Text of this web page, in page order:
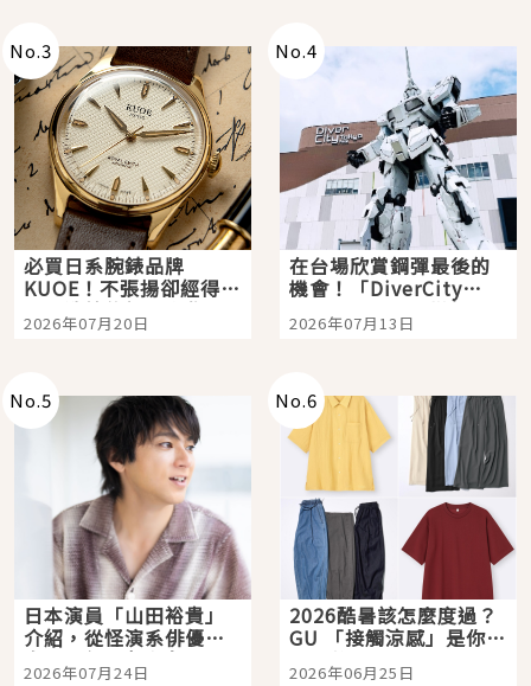
No.3
必買日系腕錶品牌
KUOE！不張揚卻經得起
時間洗鍊的經典之作五
選
2026年07月20日
No.4
在台場欣賞鋼彈最後的
機會！「DiverCity
Tokyo Plaza」搭船、
購物、美食及夜景，一
2026年07月13日
No.5
日本演員「山田裕貴」
介紹，從怪演系俳優走
向國民級日劇主角
2026年07月24日
No.6
2026酷暑該怎麼度過？
GU 「接觸涼感」是你的
夏日救星
2026年06月25日